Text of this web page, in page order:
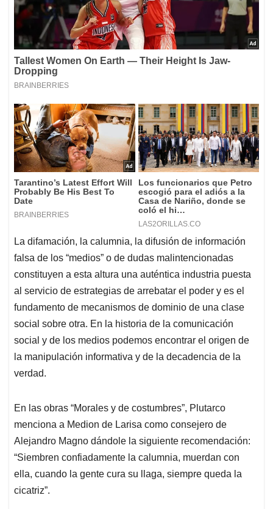
La difamación, la calumnia, la difusión de información
falsa de los “medios” o de dudas malintencionadas
constituyen a esta altura una auténtica industria puesta
al servicio de estrategias de arrebatar el poder y es el
fundamento de mecanismos de dominio de una clase
social sobre otra. En la historia de la comunicación
social y de los medios podemos encontrar el origen de
la manipulación informativa y de la decadencia de la
verdad.
En las obras “Morales y de costumbres”, Plutarco
menciona a Medion de Larisa como consejero de
Alejandro Magno dándole la siguiente recomendación:
“Siembren confiadamente la calumnia, muerdan con
ella, cuando la gente cura su llaga, siempre queda la
cicatriz”.